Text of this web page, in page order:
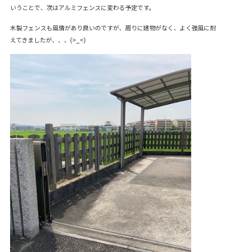
いうことで、次はアルミフェンスに変わる予定です。
木製フェンスも風情があり良いのですが、周りに建物がなく、よく強風に耐
えてきましたが、、、(>_<)